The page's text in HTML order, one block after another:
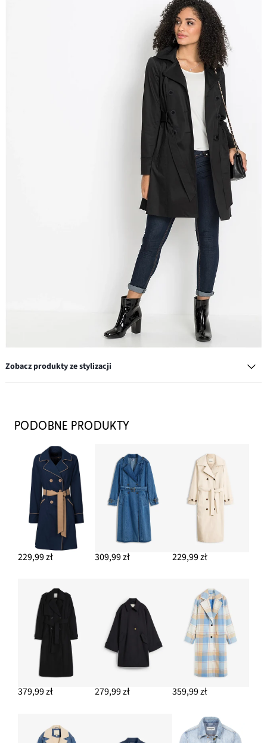
Zobacz produkty ze stylizacji
59,99 zł
Torebka na ramię z dekoracyjnym przeszyciem
69,99 zł -12%
DODAJ DO KOSZYKA
Komplet łańcuszków (3 części)
42,99 zł
DODAJ DO KOSZYKA
49,95 zł
DODAJ DO KOSZYKA
Trencz z bawełny
239,99 zł
PODOBNE PRODUKTY
229,99 zł 309,99 zł 229,99 zł
379,99 zł 279,99 zł 359,99 zł